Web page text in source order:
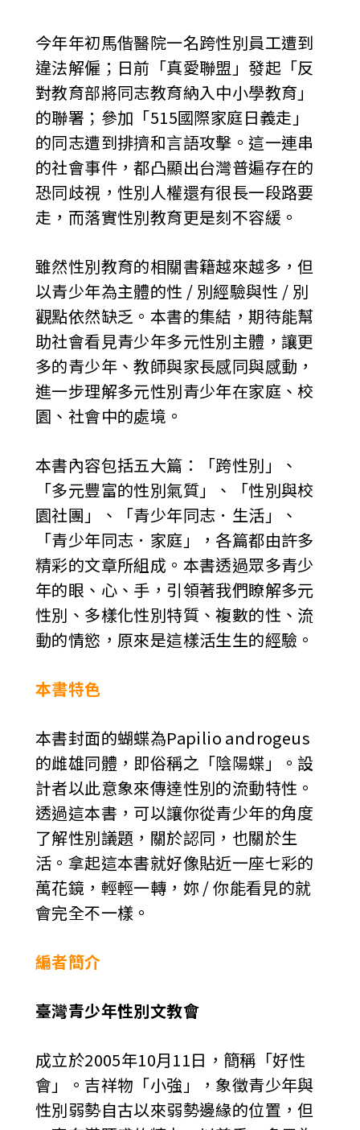
今年年初馬偕醫院一名跨性別員工遭到
違法解僱；日前「真愛聯盟」發起「反
對教育部將同志教育納入中小學教育」
的聯署；參加「515國際家庭日義走」
的同志遭到排擠和言語攻擊。這一連串
的社會事件，都凸顯出台灣普遍存在的
恐同歧視，性別人權還有很長一段路要
走，而落實性別教育更是刻不容緩。
雖然性別教育的相關書籍越來越多，但
以青少年為主體的性 / 別經驗與性 / 別
觀點依然缺乏。本書的集結，期待能幫
助社會看見青少年多元性別主體，讓更
多的青少年、教師與家長感同與感動，
進一步理解多元性別青少年在家庭、校
園、社會中的處境。
本書內容包括五大篇：「跨性別」、
「多元豐富的性別氣質」、「性別與校
園社團」、「青少年同志．生活」、
「青少年同志．家庭」，各篇都由許多
精彩的文章所組成。本書透過眾多青少
年的眼、心、手，引領著我們瞭解多元
性別、多樣化性別特質、複數的性、流
動的情慾，原來是這樣活生生的經驗。
本書特色
本書封面的蝴蝶為Papilio androgeus
的雌雄同體，即俗稱之「陰陽蝶」。設
計者以此意象來傳達性別的流動特性。
透過這本書，可以讓你從青少年的角度
了解性別議題，關於認同，也關於生
活。拿起這本書就好像貼近一座七彩的
萬花鏡，輕輕一轉，妳 / 你能看見的就
會完全不一樣。
編者簡介
臺灣青少年性別文教會
成立於2005年10月11日，簡稱「好性
會」。吉祥物「小強」，象徵青少年與
性別弱勢自古以來弱勢邊緣的位置，但